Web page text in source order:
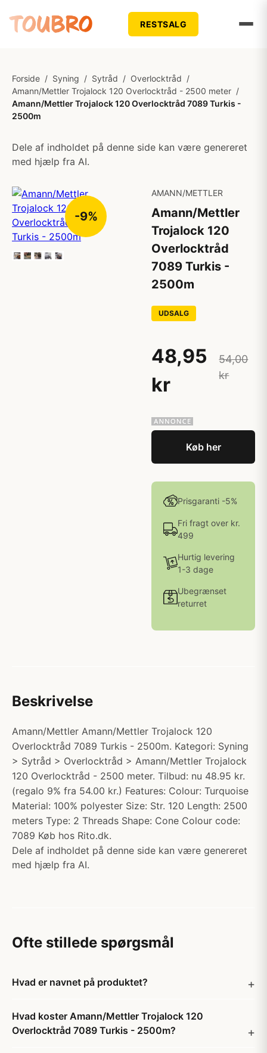
RESTSALG
Forside / Syning / Sytråd / Overlocktråd /
Amann/Mettler Trojalock 120 Overlocktråd - 2500 meter /
Amann/Mettler Trojalock 120 Overlocktråd 7089 Turkis -
2500m
Dele af indholdet på denne side kan være genereret
med hjælp fra AI.
-9%
AMANN/METTLER
Amann/Mettler
Trojalock 120
Overlocktråd
7089 Turkis -
2500m
UDSALG
48,95
kr
54,00
kr
Køb her
Prisgaranti -5%
Fri fragt over kr.
499
Hurtig levering
1-3 dage
Ubegrænset
returret
Beskrivelse
Amann/Mettler Amann/Mettler Trojalock 120
Overlocktråd 7089 Turkis - 2500m. Kategori: Syning
> Sytråd > Overlocktråd > Amann/Mettler Trojalock
120 Overlocktråd - 2500 meter. Tilbud: nu 48.95 kr.
(regalo 9% fra 54.00 kr.) Features: Colour: Turquoise
Material: 100% polyester Size: Str. 120 Length: 2500
meters Type: 2 Threads Shape: Cone Colour code:
7089 Køb hos Rito.dk.
Dele af indholdet på denne side kan være genereret
med hjælp fra AI.
Ofte stillede spørgsmål
Hvad er navnet på produktet?
Hvad koster Amann/Mettler Trojalock 120
Overlocktråd 7089 Turkis - 2500m?